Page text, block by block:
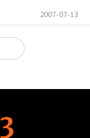
2007-07-13